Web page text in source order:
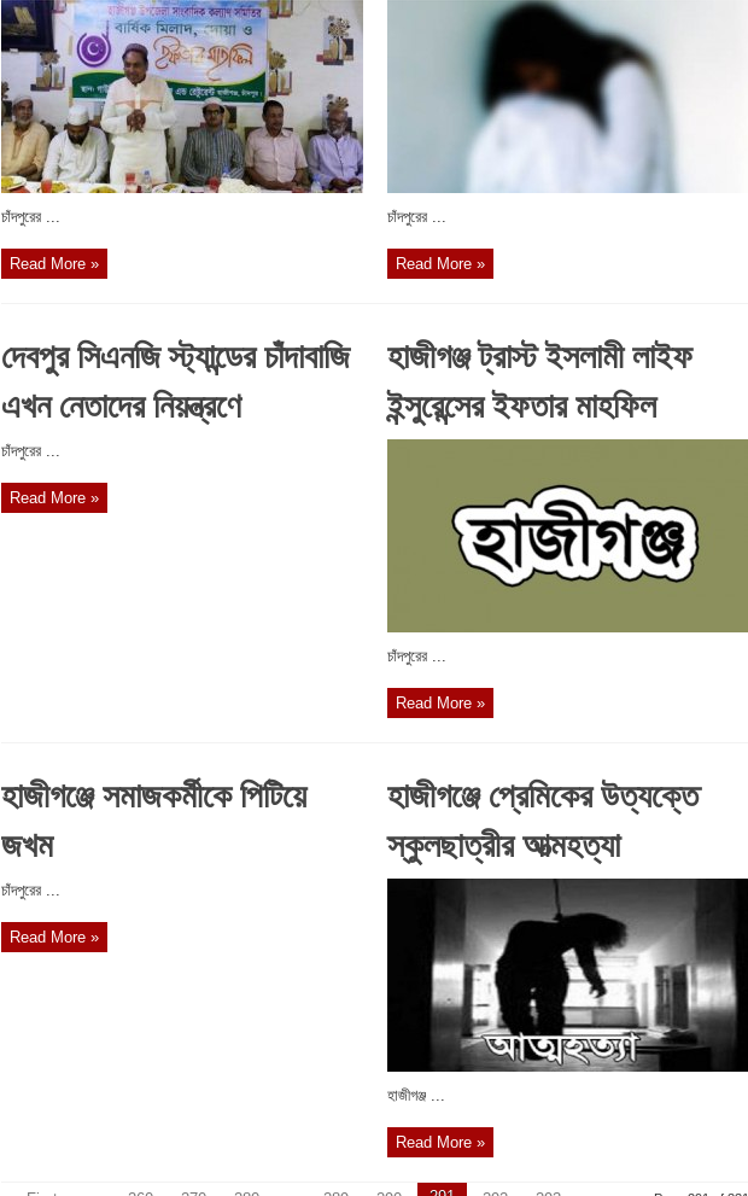
চাঁদপুরের ...
Read More »
চাঁদপুরের ...
Read More »
দেবপুর সিএনজি স্ট্যান্ডের চাঁদাবাজি
এখন নেতাদের নিয়ন্ত্রণে
চাঁদপুরের ...
Read More »
হাজীগঞ্জ ট্রাস্ট ইসলামী লাইফ
ইন্সুরেন্সের ইফতার মাহফিল
চাঁদপুরের ...
Read More »
হাজীগঞ্জে সমাজকর্মীকে পিটিয়ে
জখম
চাঁদপুরের ...
Read More »
হাজীগঞ্জে প্রেমিকের উত্যক্তে
স্কুলছাত্রীর আত্মহত্যা
হাজীগঞ্জ ...
Read More »